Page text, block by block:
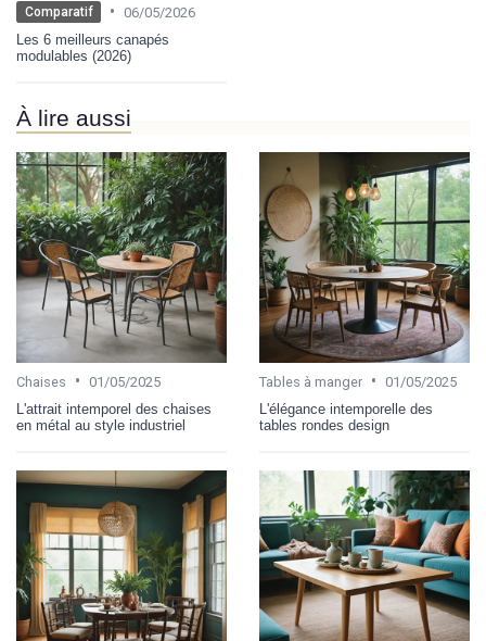
Comparatif • 06/05/2026
Les 6 meilleurs canapés
modulables (2026)
À lire aussi
Chaises • 01/05/2025
L'attrait intemporel des chaises
en métal au style industriel
Tables à manger • 01/05/2025
L'élégance intemporelle des
tables rondes design